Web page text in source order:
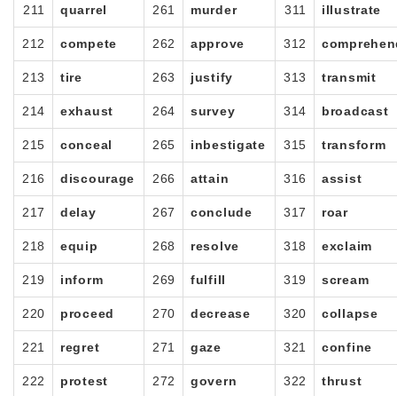
211 quarrel 261 murder 311 illustrate
212 compete 262 approve 312
213 tire 263 justify 313 transmit
214 exhaust 264 survey 314 broadcast
215 conceal 265 inbestigate 315 transform
216 discourage 266 attain 316 assist
217 delay 267 conclude 317 roar
218 equip 268 resolve 318 exclaim
219 inform 269 fulfill 319 scream
220 proceed 270 decrease 320 collapse
221 regret 271 gaze 321 confine
222 protest 272 govern 322 thrust